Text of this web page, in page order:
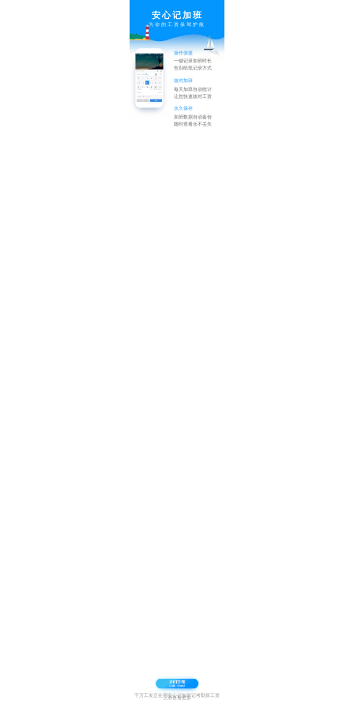
安心记加班
为你的工资保驾护航
操作便捷
一键记录加班时长
告别纸笔记录方式
核对加班
每天加班自动统计
让您快速核对工资
永久保存
加班数据自动备份
随时查看永不丢失
千万工友正在用安心记加班记考勤算工资
上滑查看更多